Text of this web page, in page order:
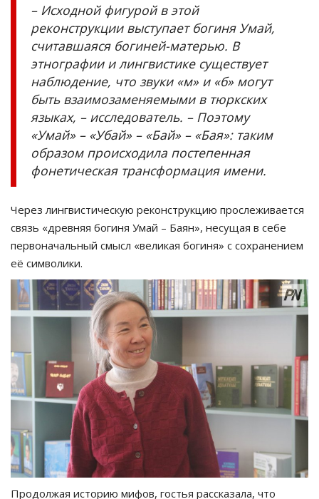
– Исходной фигурой в этой
реконструкции выступает богиня Умай,
считавшаяся богиней-матерью. В
этнографии и лингвистике существует
наблюдение, что звуки «м» и «б» могут
быть взаимозаменяемыми в тюркских
языках, – исследователь. – Поэтому
«Умай» – «Убай» – «Бай» – «Бая»: таким
образом происходила постепенная
фонетическая трансформация имени.
Через лингвистическую реконструкцию прослеживается
связь «древняя богиня Умай – Баян», несущая в себе
первоначальный смысл «великая богиня» с сохранением
её символики.
Продолжая историю мифов, гостья рассказала, что